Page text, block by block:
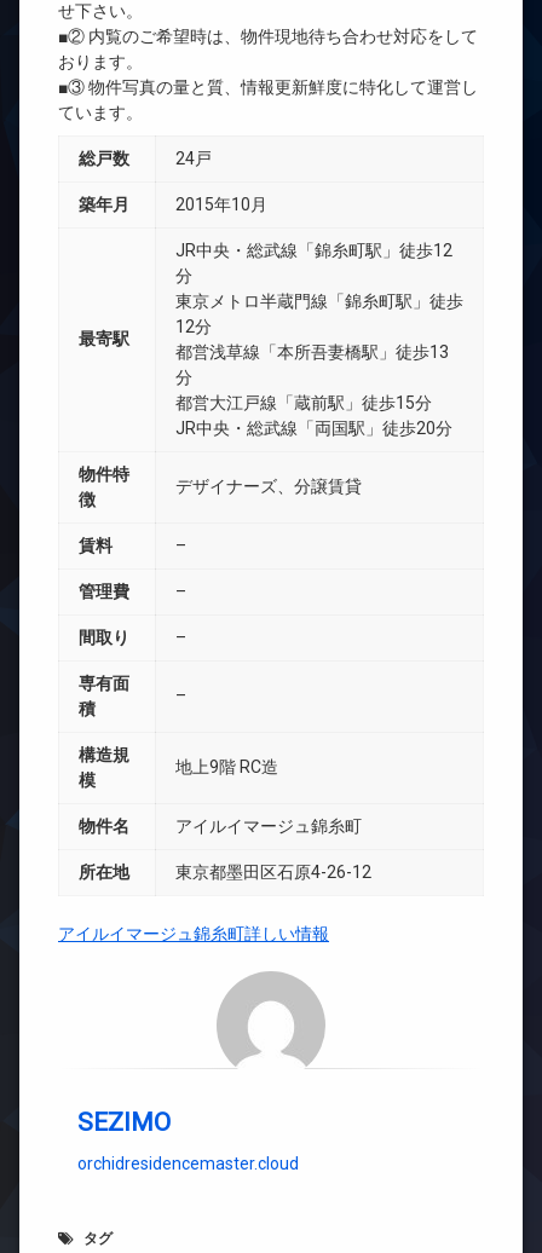
せ下さい。
■② 内覧のご希望時は、物件現地待ち合わせ対応をして
おります。
■③ 物件写真の量と質、情報更新鮮度に特化して運営し
ています。
総戸数 24戸
築年月 2015年10月
最寄駅
JR中央・総武線「錦糸町駅」徒歩12
分
東京メトロ半蔵門線「錦糸町駅」徒歩
12分
都営浅草線「本所吾妻橋駅」徒歩13
分
都営大江戸線「蔵前駅」徒歩15分
JR中央・総武線「両国駅」徒歩20分
物件特
徴
デザイナーズ、分譲賃貸
賃料 –
管理費 –
間取り –
専有面
積
–
構造規
模
地上9階 RC造
物件名 アイルイマージュ錦糸町
所在地 東京都墨田区石原4-26-12
アイルイマージュ錦糸町詳しい情報
SEZIMO
orchidresidencemaster.cloud
タグ